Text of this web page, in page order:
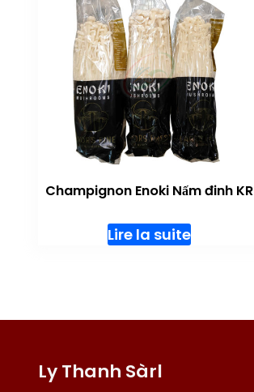
Champignon Enoki Nấm đinh KR
Lire la suite
Ly Thanh Sàrl